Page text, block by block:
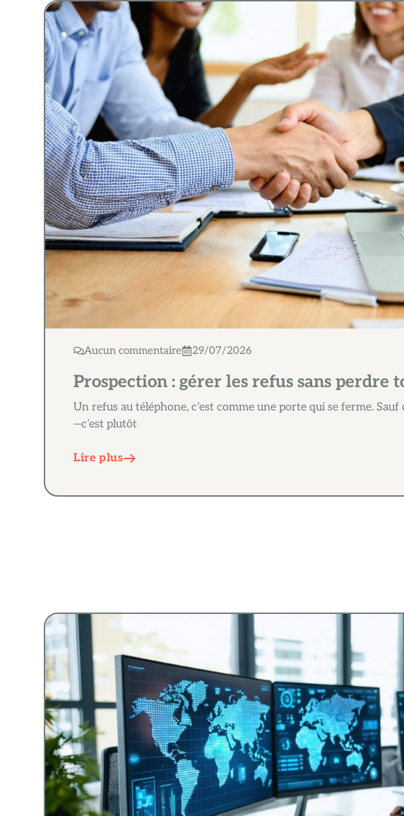
Aucun commentaire 29/07/2026
Prospection : gérer les refus sans perdre
Un refus au téléphone, c’est comme une porte qui se ferme.
—c’est plutôt
Lire plus